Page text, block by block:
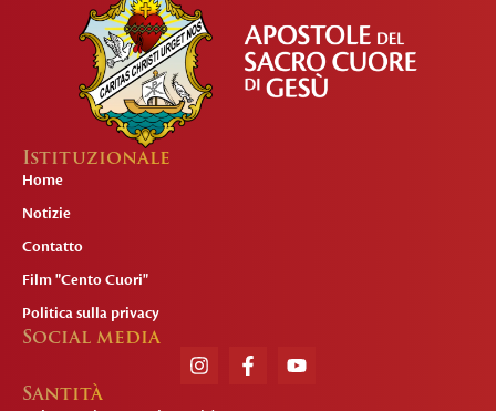
Istituzionale
Home
Notizie
Contatto
Film "Cento Cuori"
Politica sulla privacy
Social media
Santità